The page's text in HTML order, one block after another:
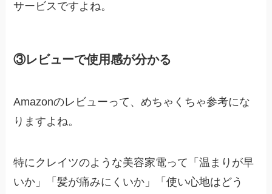
サービスですよね。
③レビューで使用感が分かる
Amazonのレビューって、めちゃくちゃ参考にな
りますよね。
特にクレイツのような美容家電って「温まりが早
いか」「髪が痛みにくいか」「使い心地はどう